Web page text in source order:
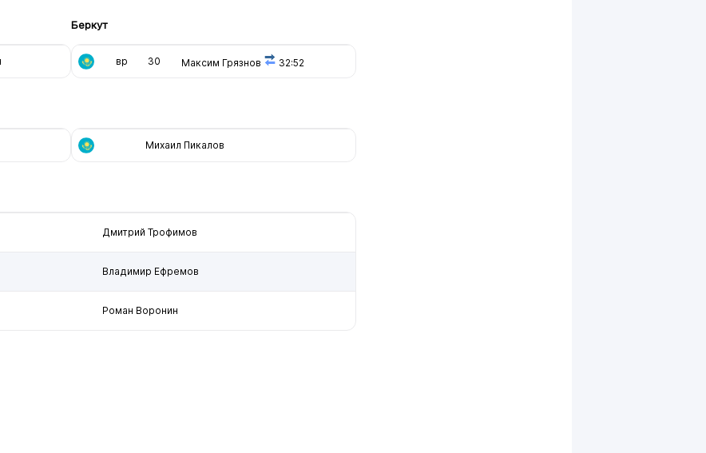
Беркут
вр 30 Максим Грязнов 32:52
Михаил Пикалов
Дмитрий Трофимов
Владимир Ефремов
Роман Воронин